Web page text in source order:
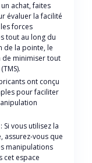
achat, faites
évaluer la facilité
forces
tout au long du
de la pointe, le
de minimiser tout
ont conçu
pour faciliter
vous utilisez la
assurez-vous que
manipulations
cet espace